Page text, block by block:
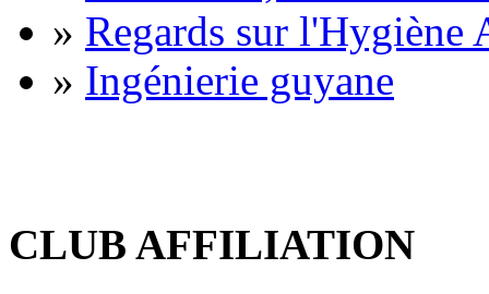
» Regards sur l'Hygiène
» Ingénierie guyane
CLUB AFFILIATION